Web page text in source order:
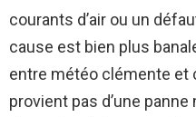
courants d’air ou un
cause est bien plus
entre météo clémente et
provient pas d’une